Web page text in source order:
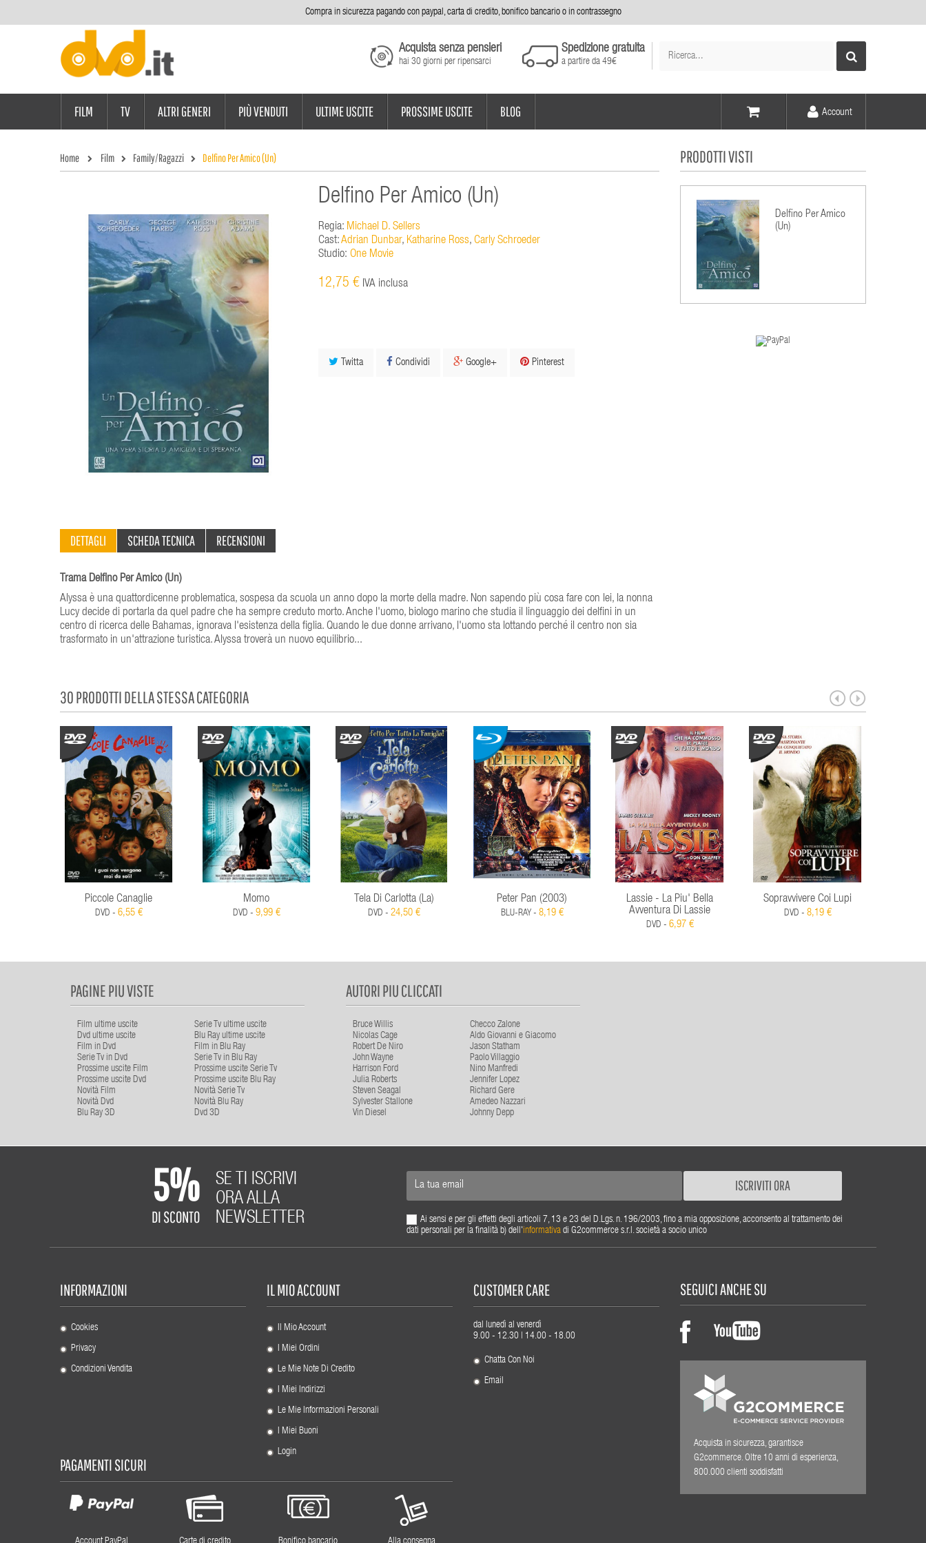
Compra in sicurezza pagando con paypal, carta di credito, bonifico bancario o in contrassegno
Elementi -
Acquista senza pensieri
hai 30 giorni per ripensarci
Spedizione gratuita
a partire da 49€
Account
FILM TV ALTRI GENERI PIÙ VENDUTI ULTIME USCITE PROSSIME USCITE BLOG
Home Film Family/Ragazzi Delfino Per Amico (Un)
Delfino Per Amico (Un)
Regia: Michael D. Sellers
Cast:Adrian Dunbar, Katharine Ross, Carly Schroeder
Studio: One Movie
12,75 € IVA inclusa
Twitta Condividi Google+ Pinterest
DETTAGLI SCHEDA TECNICA RECENSIONI
Trama Delfino Per Amico (Un)
Alyssa è una quattordicenne problematica, sospesa da scuola un anno dopo la morte della madre. Non sapendo più cosa fare con lei, la nonna
Lucy decide di portarla da quel padre che ha sempre creduto morto. Anche l'uomo, biologo marino che studia il linguaggio dei delfini in un
centro di ricerca delle Bahamas, ignorava l'esistenza della figlia. Quando le due donne arrivano, l'uomo sta lottando perché il centro non sia
trasformato in un'attrazione turistica. Alyssa troverà un nuovo equilibrio...
PRODOTTI VISTI
Delfino Per Amico
(Un)
30 PRODOTTI DELLA STESSA CATEGORIA
Piccole Canaglie
DVD - 6,55 €
Momo
DVD - 9,99 €
Tela Di Carlotta (La)
DVD - 24,50 €
Peter Pan (2003)
BLU-RAY - 8,19 €
Lassie - La Piu' Bella
Avventura Di Lassie
DVD - 6,97 €
Sopravvivere Coi Lupi
DVD - 8,19 €
PAGINE PIU VISTE
Film ultime uscite
Serie Tv ultime uscite
Dvd ultime uscite
Blu Ray ultime uscite
Film in Dvd
Film in Blu Ray
Serie Tv in Dvd
Serie Tv in Blu Ray
Prossime uscite Film
Prossime uscite Serie Tv
Prossime uscite Dvd
Prossime uscite Blu Ray
Novità Film
Novità Serie Tv
Novità Dvd
Novità Blu Ray
Blu Ray 3D
Dvd 3D
AUTORI PIU CLICCATI
Bruce Willis
Checco Zalone
Nicolas Cage
Aldo Giovanni e Giacomo
Robert De Niro
Jason Statham
John Wayne
Paolo Villaggio
Harrison Ford
Nino Manfredi
Julia Roberts
Jennifer Lopez
Steven Seagal
Richard Gere
Sylvester Stallone
Amedeo Nazzari
Vin Diesel
Johnny Depp
5%
DI SCONTO
SE TI ISCRIVI
ORA ALLA
NEWSLETTER
ISCRIVITI ORA
Ai sensi e per gli effetti degli articoli 7, 13 e 23 del D.Lgs. n. 196/2003, fino a mia opposizione, acconsento al trattamento dei
dati personali per la finalità b) dell'informativadi G2commerce s.r.l. società a socio unico
INFORMAZIONI
Cookies
Privacy
Condizioni Vendita
IL MIO ACCOUNT
Il Mio Account
I Miei Ordini
Le Mie Note Di Credito
I Miei Indirizzi
Le Mie Informazioni Personali
I Miei Buoni
Login
CUSTOMER CARE
dal lunedì al venerdì
9.00 - 12.30 | 14.00 - 18.00
Chatta Con Noi
Email
SEGUICI ANCHE SU
Acquista in sicurezza, garantisce
G2commerce. Oltre 10 anni di esperienza,
800.000 clienti soddisfatti
PAGAMENTI SICURI